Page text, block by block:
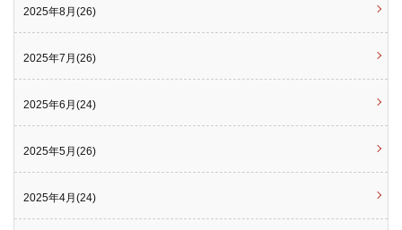
2025年8月(26)
2025年7月(26)
2025年6月(24)
2025年5月(26)
2025年4月(24)